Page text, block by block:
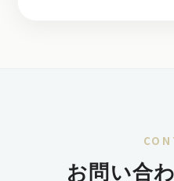
お問い合